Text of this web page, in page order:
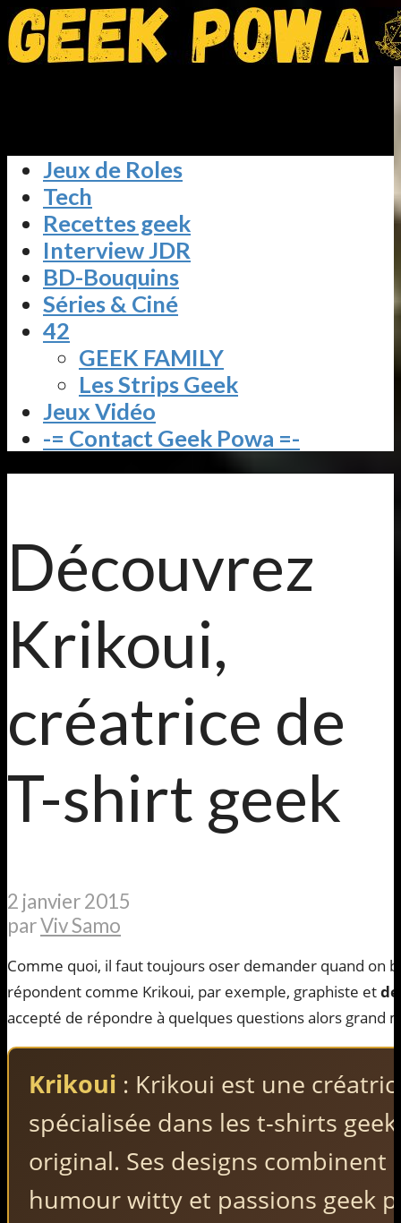
Jeux de Roles
Tech
Recettes geek
Interview JDR
BD-Bouquins
Séries & Ciné
42
GEEK FAMILY
Les Strips Geek
Jeux Vidéo
-= Contact Geek Powa =-
Découvrez
Krikoui,
créatrice de
T-shirt geek
2 janvier 2015
parViv Samo
Comme quoi, il faut toujours oser demander quand on
répondent comme Krikoui, par exemple, graphiste et
accepté de répondre à quelques questions alors grand
Krikoui : Krikoui est une
spécialisée dans les t-shirts
original. Ses designs combinent
humour witty et passions geek